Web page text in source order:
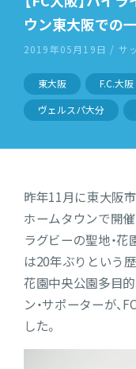
ウン東大阪での一
2019年05月19日 / サ
東大阪 F.C.大阪
ヴェルスパ大分
昨年11月に東大阪
ホームタウンで開
ラグビーの聖地・
は20年ぶりという
花園中央公園多目
ン・サポーターが
した。